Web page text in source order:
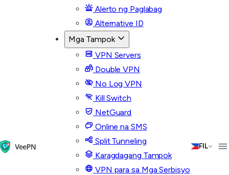
Alerto ng Paglabag
Alternative ID
Mga Tampok
VPN Servers
Double VPN
No Log VPN
Kill Switch
NetGuard
Online na SMS
Split Tunneling
Karagdagang Tampok
VPN para sa Mga Serbisyo
FIL